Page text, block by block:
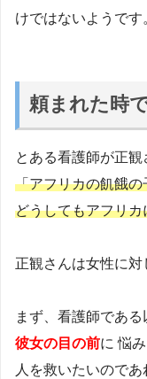
けではないようです
頼まれた時
とある看護師が正
「アフリカの飢餓
どうしてもアフリ
正観さんは女性に対
まず、看護師である
彼女の目の前に 悩
人を救いたいので